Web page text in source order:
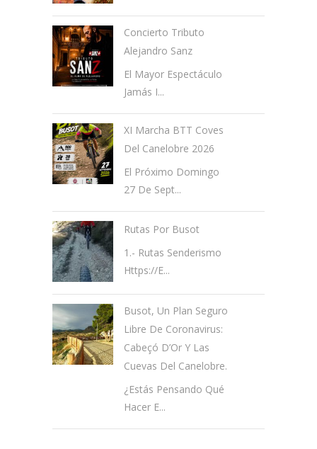
Concierto Tributo
Alejandro Sanz
El Mayor Espectáculo
Jamás I...
XI Marcha BTT Coves
Del Canelobre 2026
El Próximo Domingo
27 De Sept...
Rutas Por Busot
1.- Rutas Senderismo
Https://e...
Busot, Un Plan Seguro
Libre De Coronavirus:
Cabeçó D’Or Y Las
Cuevas Del Canelobre.
¿Estás Pensando Qué
Hacer E...